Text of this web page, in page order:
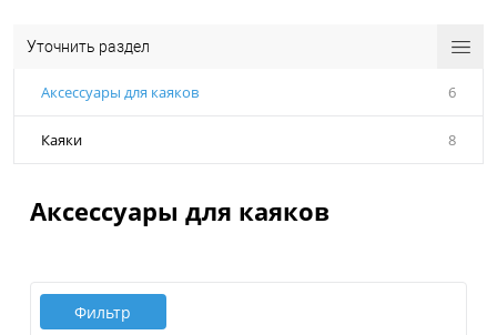
Уточнить раздел
Аксессуары для каяков 6
Каяки 8
Аксессуары для каяков
Фильтр